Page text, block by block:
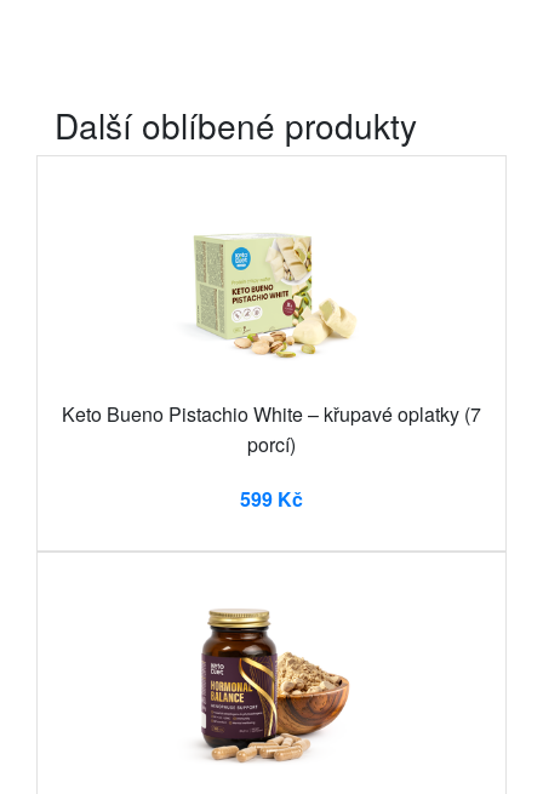
Další oblíbené produkty
Keto Bueno Pistachio White – křupavé oplatky (7
porcí)
599 Kč